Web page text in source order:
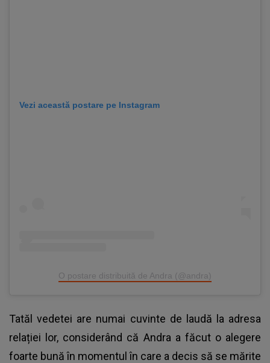
Vezi această postare pe Instagram
O postare distribuită de Andra (@andra)
Tatăl vedetei are numai cuvinte de laudă la adresa
relației lor, considerând că Andra a făcut o alegere
foarte bună în momentul în care a decis să se mărite